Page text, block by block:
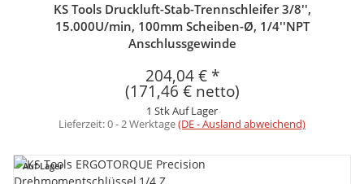
KS Tools Druckluft-Stab-Trennschleifer 3/8'',
15.000U/min, 100mm Scheiben-Ø, 1/4''NPT
Anschlussgewinde
204,04 € *
(171,46 € netto)
1 Stk Auf Lager
Lieferzeit:0 - 2 Werktage(DE - Ausland abweichend)
Auf Lager